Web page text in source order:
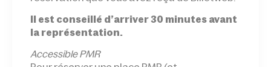
Il est conseillé d’arriver 30 minutes avant
la représentation.
Accessible PMR